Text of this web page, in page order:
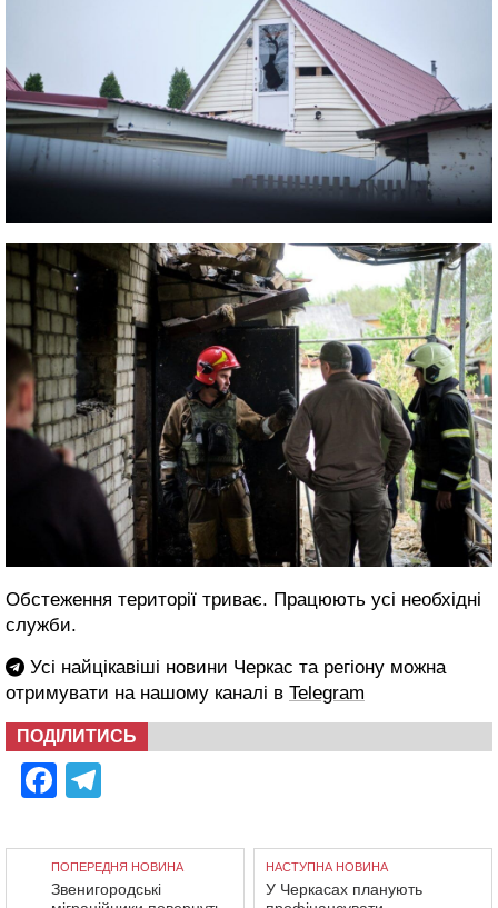
Обстеження території триває. Працюють усі необхідні
служби.
Усі найцікавіші новини Черкас та регіону можна
отримувати на нашому каналі в Telegram
ПОДІЛИТИСЬ
Facebook
ПОПЕРЕДНЯ НОВИНА
Звенигородські
НАСТУПНА НОВИНА
У Черкасах планують